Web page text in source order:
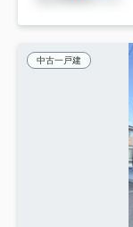
中古一戸建